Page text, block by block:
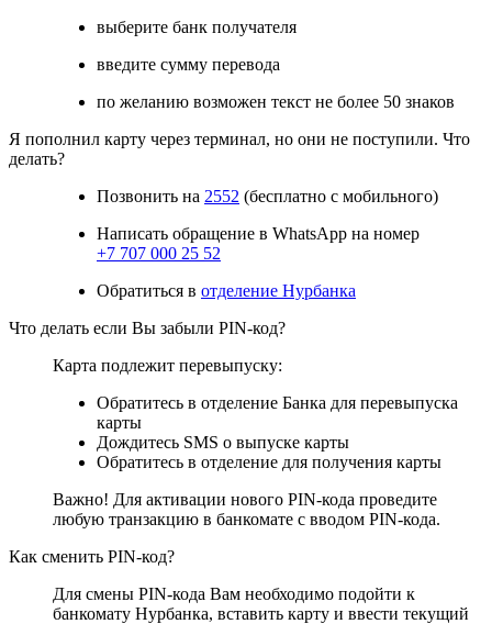
выберите банк получателя
введите сумму перевода
по желанию возможен текст не более 50 знаков
Я пополнил карту через терминал, но они не поступили. Что
делать?
Позвонить на 2552 (бесплатно с мобильного)
Написать обращение в WhatsApp на номер
+7 707 000 25 52
Обратиться в отделение Нурбанка
Что делать если Вы забыли PIN-код?
Карта подлежит перевыпуску:
Обратитесь в отделение Банка для перевыпуска
карты
Дождитесь SMS о выпуске карты
Обратитесь в отделение для получения карты
Важно! Для активации нового PIN-кода проведите
любую транзакцию в банкомате с вводом PIN-кода.
Как сменить PIN-код?
Для смены PIN-кода Вам необходимо подойти к
банкомату Нурбанка, вставить карту и ввести текущий